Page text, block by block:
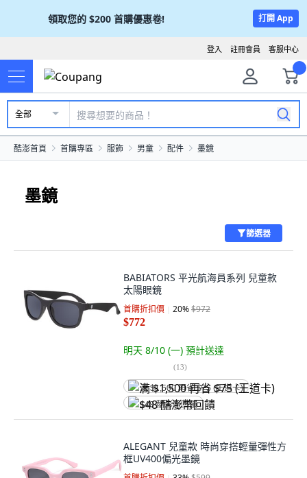
領取您的 $200 首購優惠卷! 打開 App
客服中心
註冊會員
登入
全部
酷澎首頁 首購專區 服飾 男童 配件 墨鏡
墨鏡
篩選器
BABIATORS 平光航海員系列 兒童款
太陽眼鏡
首購折扣價 20%$972
$772
明天 8/10 (一) 預計送達
(13)
满 $1,500 再省 $75 (王道卡)
$48 酷澎幣回饋
ALEGANT 兒童款 時尚穿搭輕量彈性方
框UV400偏光墨鏡